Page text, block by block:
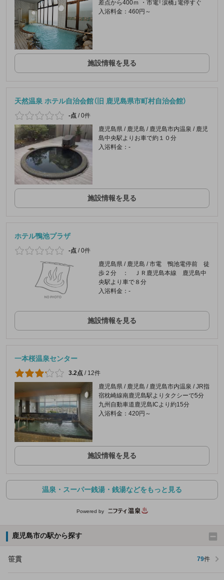
差点から400ｍ ・市電「涙橋」電停すぐ
入浴料金：460円～
施設情報を見る
天然温泉 ホテル自治会館（旧 鹿児島県市町村自治会館）
-点 /0件
鹿児島県 / 鹿児島 / 鹿児島市内温泉 / 鹿児
島中央駅よりお車で約１０分
入浴料金：-
施設情報を見る
ホテル鴨池プラザ
-点 /0件
鹿児島県 / 鹿児島 / 市電 鴨池電停前 徒
歩２分 ： ＪＲ鹿児島本線 鹿児島中
央駅より車で８分
入浴料金：-
施設情報を見る
一本桜温泉センター
3.2点 / 12件
鹿児島県 / 鹿児島 / 鹿児島市内温泉 / JR指
宿枕崎線南鹿児島駅よりタクシーで5分
九州自動車道鹿児島ICより約15分
入浴料金：420円～
施設情報を見る
温泉・スーパー銭湯・銭湯などをもっと見る
Powered by
鹿児島市の駅から探す
笹貫 79件